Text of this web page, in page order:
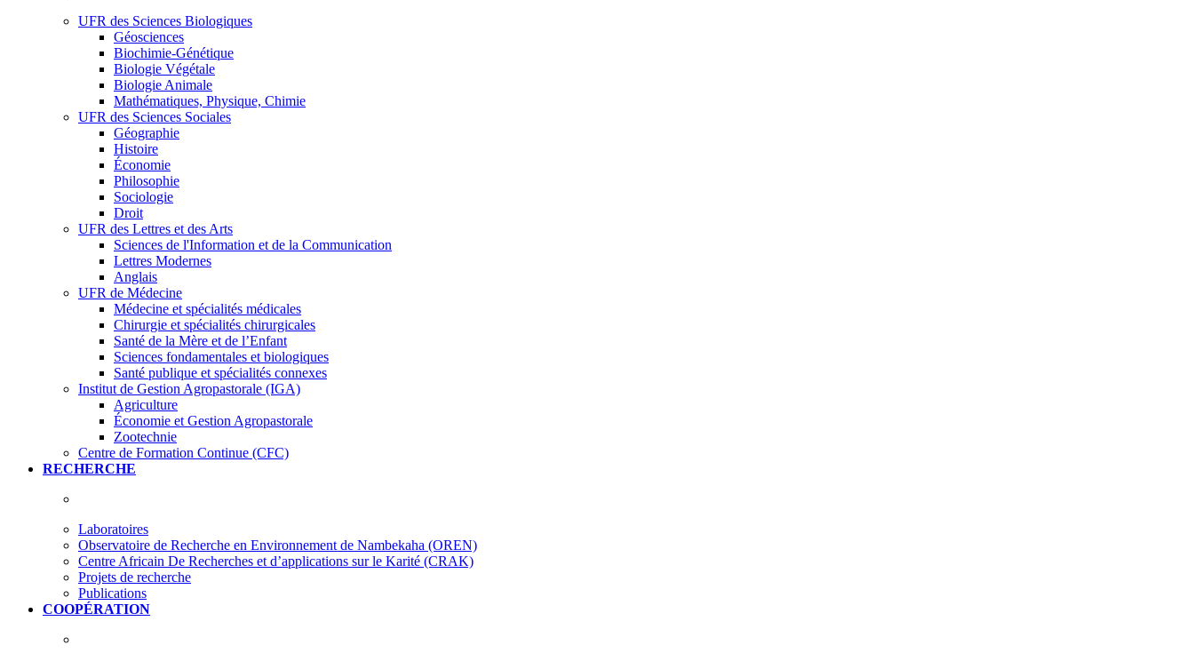
UFR des Sciences Biologiques
Géosciences
Biochimie-Génétique
Biologie Végétale
Biologie Animale
Mathématiques, Physique, Chimie
UFR des Sciences Sociales
Géographie
Histoire
Économie
Philosophie
Sociologie
Droit
UFR des Lettres et des Arts
Sciences de l'Information et de la Communication
Lettres Modernes
Anglais
UFR de Médecine
Médecine et spécialités médicales
Chirurgie et spécialités chirurgicales
Santé de la Mère et de l’Enfant
Sciences fondamentales et biologiques
Santé publique et spécialités connexes
Institut de Gestion Agropastorale (IGA)
Agriculture
Économie et Gestion Agropastorale
Zootechnie
Centre de Formation Continue (CFC)
RECHERCHE
Laboratoires
Observatoire de Recherche en Environnement de Nambekaha (OREN)
Centre Africain De Recherches et d’applications sur le Karité (CRAK)
Projets de recherche
Publications
COOPÉRATION